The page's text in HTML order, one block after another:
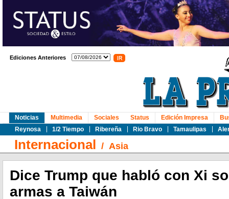
Ediciones Anteriores
Noticias
Reynosa
1/2 Tiempo Ribereña Rio Bravo Tamaulipas
Multimedia Sociales Status Edición Impresa
Internacional / Asia
Dice Trump que habló con Xi
armas a Taiwán